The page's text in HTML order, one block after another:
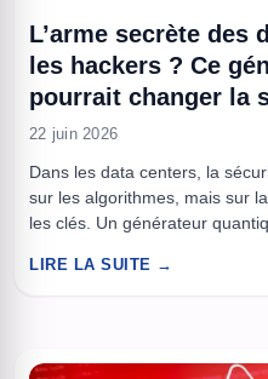
L’arme secrète des
les hackers ? Ce
pourrait changer la
22 juin 2026
Dans les data centers, la
sur les algorithmes, mais sur
les clés. Un générateur
cryptographie à l’ère post-
LIRE LA SUITE →